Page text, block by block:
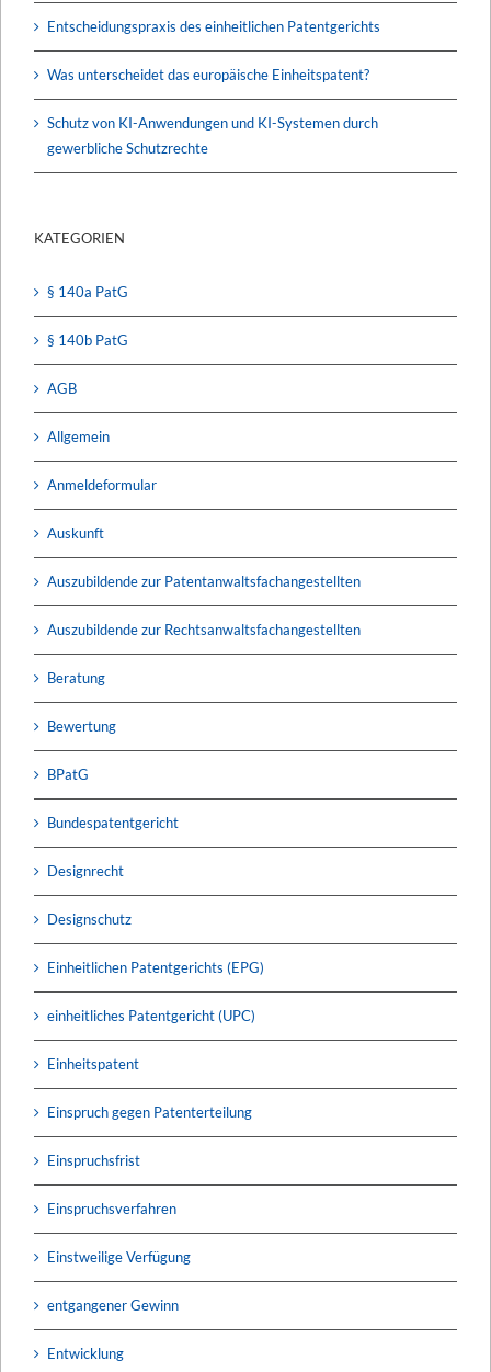
Entscheidungspraxis des einheitlichen Patentgerichts
Was unterscheidet das europäische Einheitspatent?
Schutz von KI-Anwendungen und KI-Systemen durch
gewerbliche Schutzrechte
KATEGORIEN
§ 140a PatG
§ 140b PatG
AGB
Allgemein
Anmeldeformular
Auskunft
Auszubildende zur Patentanwaltsfachangestellten
Auszubildende zur Rechtsanwaltsfachangestellten
Beratung
Bewertung
BPatG
Bundespatentgericht
Designrecht
Designschutz
Einheitlichen Patentgerichts (EPG)
einheitliches Patentgericht (UPC)
Einheitspatent
Einspruch gegen Patenterteilung
Einspruchsfrist
Einspruchsverfahren
Einstweilige Verfügung
entgangener Gewinn
Entwicklung